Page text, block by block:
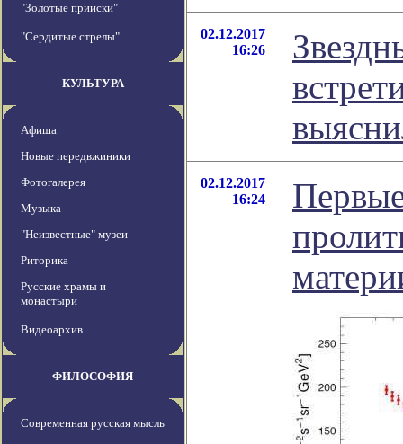
"Золотые прииски"
"Сердитые стрелы"
КУЛЬТУРА
Афиша
Новые передвжиники
Фотогалерея
Музыка
"Неизвестные" музеи
Риторика
Русские храмы и
монастыри
Видеоархив
ФИЛОСОФИЯ
Современная русская мысль
02.12.2017
16:26
02.12.2017
16:24